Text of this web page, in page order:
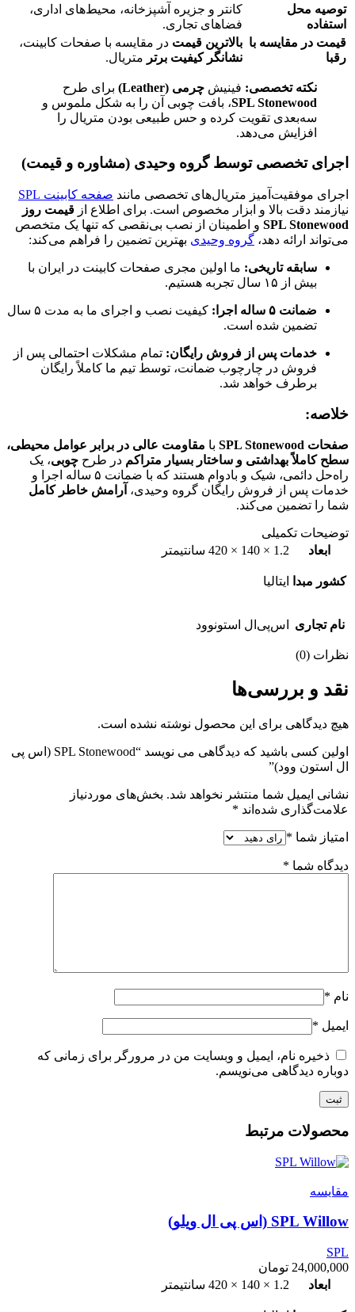
توصیه محل
استفاده
کانتر و جزیره آشپزخانه، محیط‌های اداری،
فضاهای تجاری.
قیمت در مقایسه با
رقبا
بالاترین قیمت در مقایسه با صفحات کابینت،
نشانگر کیفیت برتر متریال.
نکته تخصصی: فینیش چرمی (Leather)
برای طرح
SPL Stonewood، بافت چوبی آن را به شکل ملموس و
سه‌بعدی تقویت کرده و حس طبیعی بودن متریال را
افزایش می‌دهد.
اجرای تخصصی توسط گروه وحیدی (مشاوره و قیمت)
اجرای موفقیت‌آمیز متریال‌های تخصصی مانند صفحه کابینت SPL
نیازمند دقت بالا و ابزار مخصوص است. برای اطلاع از قیمت روز
SPL Stonewood و اطمینان از نصب بی‌نقصی که تنها یک متخصص
می‌تواند ارائه دهد، گروه وحیدی بهترین تضمین را فراهم می‌کند:
سابقه تاریخی: ما اولین مجری صفحات کابینت در ایران با
بیش از ۱۵ سال تجربه هستیم.
ضمانت ۵ ساله اجرا:
کیفیت نصب و اجرای ما به مدت ۵ سال
تضمین شده است.
خدمات پس از فروش رایگان: تمام مشکلات احتمالی پس از
فروش در چارچوب ضمانت، توسط تیم ما کاملاً رایگان
برطرف خواهد شد.
خلاصه:
صفحات SPL Stonewood با مقاومت عالی در برابر عوامل محیطی،
سطح کاملاً بهداشتی و ساختار بسیار متراکم در طرح چوبی، یک
راه‌حل دائمی، شیک و بادوام هستند که با ضمانت ۵ ساله اجرا و
خدمات پس از فروش رایگان گروه وحیدی، آرامش خاطر کامل
شما را تضمین می‌کند.
توضیحات تکمیلی
ابعاد
1.2 × 140 × 420 سانتیمتر
کشور مبدا ایتالیا
نام تجاری اس‌پی‌ال استونوود
نظرات (0)
نقد و بررسی‌ها
هیچ دیدگاهی برای این محصول نوشته نشده است.
اولین کسی باشید که دیدگاهی می نویسد “SPL Stonewood (اس پی
ال استون وود)”
نشانی ایمیل شما منتشر نخواهد شد. بخش‌های موردنیاز
علامت‌گذاری شده‌اند *
امتیاز شما *
دیدگاه شما *
نام *
ایمیل *
ذخیره نام، ایمیل و وبسایت من در مرورگر برای زمانی که
دوباره دیدگاهی می‌نویسم.
محصولات مرتبط
مقایسه
SPL Willow (اس پی ال ویلو)
SPL
24,000,000 تومان
ابعاد
1.2 × 140 × 420 سانتیمتر